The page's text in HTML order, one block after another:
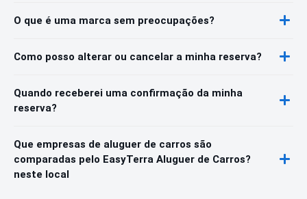
O que é uma marca sem preocupações?
Como posso alterar ou cancelar a minha reserva?
Quando receberei uma confirmação da minha
reserva?
Que empresas de aluguer de carros são
comparadas pelo EasyTerra Aluguer de Carros?
neste local